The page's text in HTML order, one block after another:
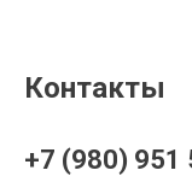
Контакты
+7 (980) 951